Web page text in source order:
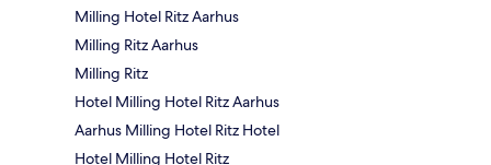
Milling Hotel Ritz Aarhus
Milling Ritz Aarhus
Milling Ritz
Hotel Milling Hotel Ritz Aarhus
Aarhus Milling Hotel Ritz Hotel
Hotel Milling Hotel Ritz